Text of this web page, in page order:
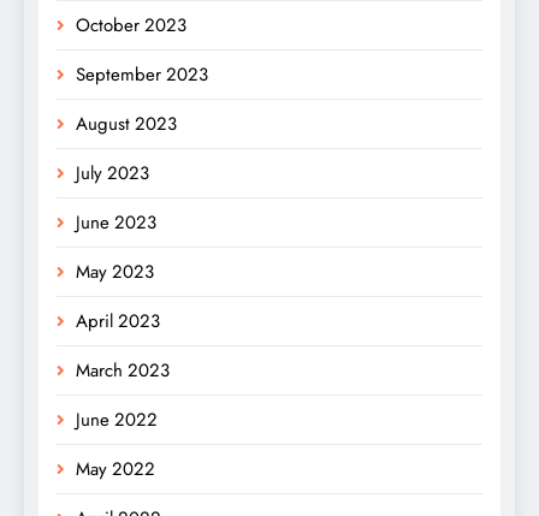
October 2023
September 2023
August 2023
July 2023
June 2023
May 2023
April 2023
March 2023
June 2022
May 2022